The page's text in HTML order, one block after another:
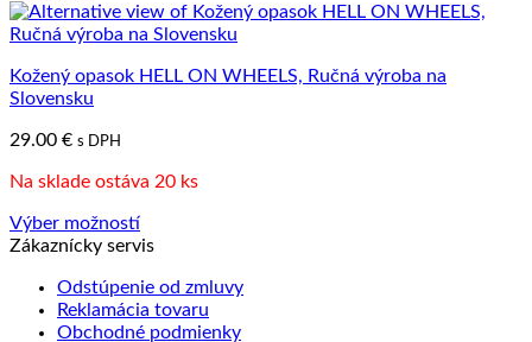
má
viacero
Možnosti
si
vybrať
stránke
produktu.
Kožený opasok HELL ON WHEELS, Ručná výroba na
Slovensku
29.00 € s DPH
Na sklade ostáva 20 ks
Výber možností
Tento
viacero
variantov.
Zákaznícky servis
Odstúpenie od zmluvy
Reklamácia tovaru
Obchodné podmienky